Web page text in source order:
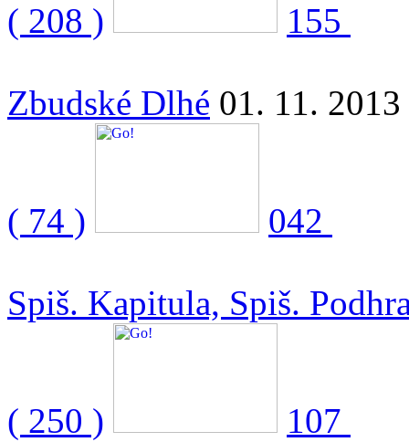
( 208 ) 155
Zbudské Dlhé 01. 11. 2013
( 74 ) 042
Spiš. Kapitula, Spiš.
( 250 ) 107